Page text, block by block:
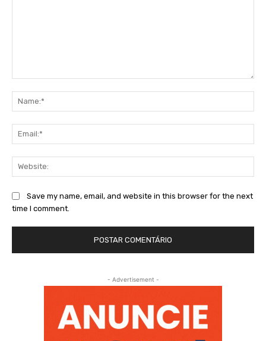
Save my name, email, and website in this browser for the next
time I comment.
- Advertisement -